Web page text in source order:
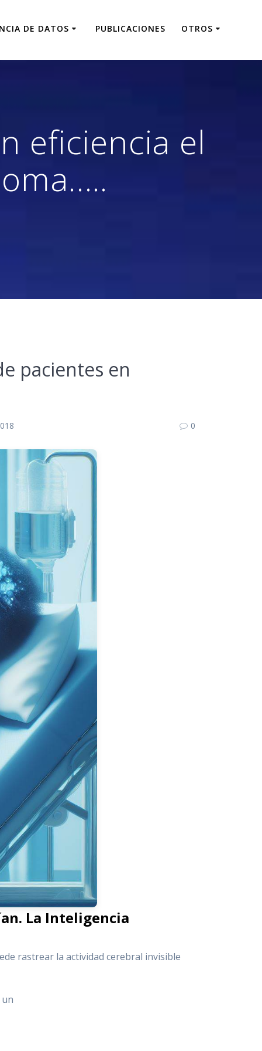
DE DATOS PUBLICACIONES OTROS
eficiencia el
pacientes en
0
La Inteligencia
rastrear la actividad cerebral invisible